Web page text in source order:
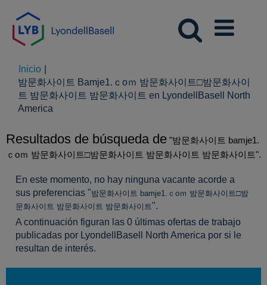
Inicio
밤문화사이트 Bamje1.ｃoｍ 밤문화사이트□밤문화사이
트 밤문화사이트 밤문화사이트 en LyondellBasell North
America
Resultados de búsqueda de "밤문화사이트 bamje1.
ｃoｍ 밤문화사이트□밤문화사이트 밤문화사이트 밤문화사이트".
En este momento, no hay ninguna vacante acorde a
sus preferencias "밤문화사이트 bamje1.ｃoｍ 밤문화사이트□밤
문화사이트 밤문화사이트 밤문화사이트".
A continuación figuran las 0 últimas ofertas de trabajo
publicadas por LyondellBasell North America por si le
resultan de interés.